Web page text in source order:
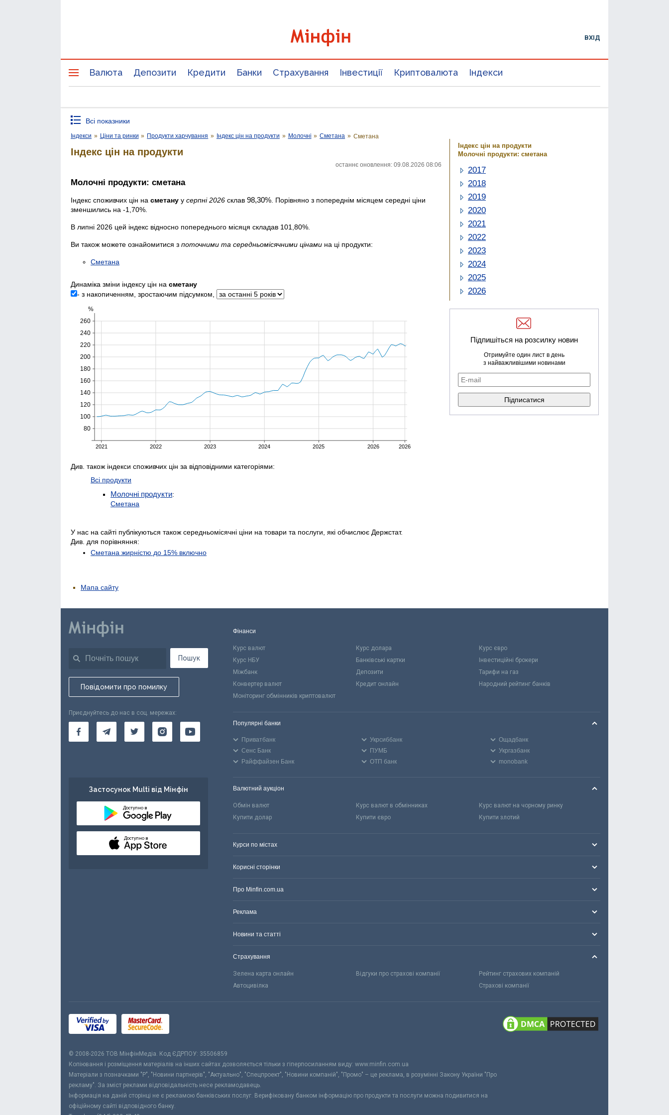
ВХІД
Валюта Депозити Кредити Банки Страхування Інвестиції Криптовалюта Індекси
Всі показники
Індекси » Ціни та ринки » Продукти харчування » Індекс цін на продукти » Молочні » Сметана » Сметана
Індекс цін на продукти
останнє оновлення: 09.08.2026 08:06
Молочні продукти: сметана
Індекс споживчих цін на сметану у серпні 2026 склав 98,30% . Порівняно з попереднім місяцем середні ціни
зменшились на -1,70%.
В липні 2026 цей індекс відносно попереднього місяця складав 101,80%.
Ви також можете ознайомитися з поточними та середньомісячними цінами на ці продукти:
Сметана
Динаміка зміни індексу цін на сметану
- з накопиченням, зростаючим підсумком,
Див. також індекси споживчих цін за відповідними категоріями:
Всі продукти
Молочні продукти:
Сметана
У нас на сайті публікуються також середньомісячні ціни на товари та послуги, які обчислює Держстат.
Див. для порівняння:
Сметана жирністю до 15% включно
Індекс цін на продукти
Молочні продукти: сметана
2017
2018
2019
2020
2021
2022
2023
2024
2025
2026
Підпишіться на розсилку новин
Отримуйте один лист в день
з найважливішими новинами
Мапа сайту
Пошук
Повідомити про помилку
Приєднуйтесь до нас в соц. мережах:
Застосунок Multi від Мінфін
Доступно в
Доступно в
Фінанси
Курс валют Курс долара
Курс євро
Курс НБУ
Банківські картки
Інвестиційні брокери
Міжбанк
Депозити
Тарифи на газ
Конвертер валют
Кредит онлайн
Народний рейтинг банків
Моніторинг обмінників криптовалют
Популярні банки
Приватбанк Укрсиббанк
Ощадбанк
Сенс Банк
ПУМБ
Укргазбанк
Райффайзен Банк
ОТП банк monobank
Валютний аукціон
Обмін валют Курс валют в обмінниках
Курс валют на чорному ринку
Купити долар
Купити євро Купити злотий
Курси по містах
Корисні сторінки
Про Minfin.com.ua
Реклама
Новини та статті
Страхування
Зелена карта онлайн Відгуки про страхові компанії
Рейтинг страхових компаній
Автоцивілка
Страхові компанії
© 2008-2026 ТОВ МiнфiнМедiа. Код ЄДРПОУ: 35506859
Копіювання і розміщення матеріалів на інших сайтах дозволяється тільки з гіперпосиланням виду: www.minfin.com.ua
Матеріали з позначками "Р", "Новини партнерів", "Актуально", "Спецпроект", "Новини компаній", "Промо" – це реклама, в розумінні Закону України "Про
рекламу". За зміст реклами відповідальність несе рекламодавець.
Інформація на даній сторінці не є рекламою банківських послуг. Верифіковану банком інформацію про продукти та послуги можна подивитися на
офіційному сайті відповідного банку.